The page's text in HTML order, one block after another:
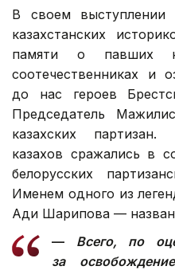
В своем
казахстанских
памяти о павших
соотечественниках и
до нас героев
Председатель
казахских
казахов сражались в
белорусских
Именем одного из
Ади Шарипова —
— Всего, по
за